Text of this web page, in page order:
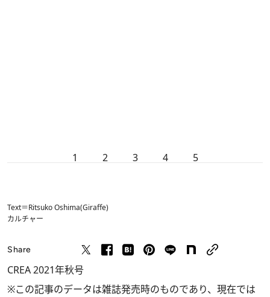
1 2 3 4 5
Text＝Ritsuko Oshima(Giraffe)
カルチャー
Share
CREA 2021年秋号
※この記事のデータは雑誌発売時のものであり、現在では